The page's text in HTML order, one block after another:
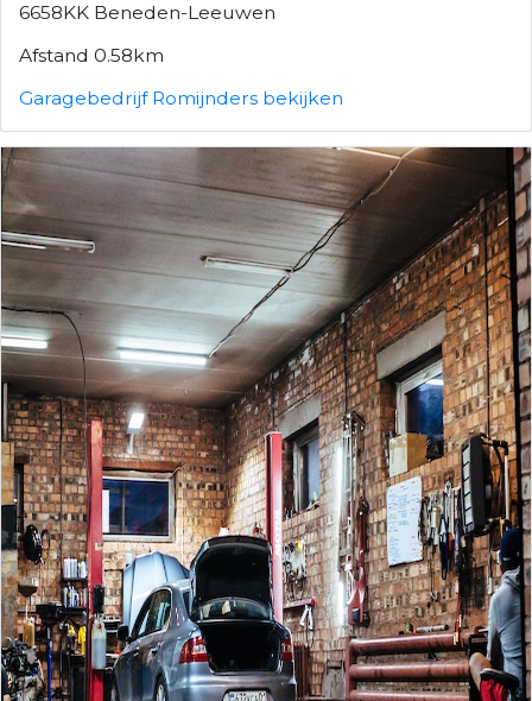
6658KK Beneden-Leeuwen
Afstand 0.58km
Garagebedrijf Romijnders bekijken